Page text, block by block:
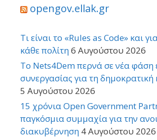
opengov.ellak.gr
Τι είναι το «Rules as Code» και
κάθε πολίτη6 Αυγούστου 2026
Το Nets4Dem περνά σε νέα φάση
συνεργασίας για τη δημοκρατική
5 Αυγούστου 2026
15 χρόνια Open Government
παγκόσμια συμμαχία για την
διακυβέρνηση 4 Αυγούστου 2026